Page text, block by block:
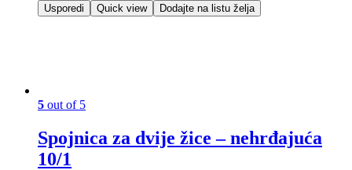
Usporedi Quick view Dodajte na listu želja
5 out of 5
Spojnica za dvije žice – nehrđajuća
10/1